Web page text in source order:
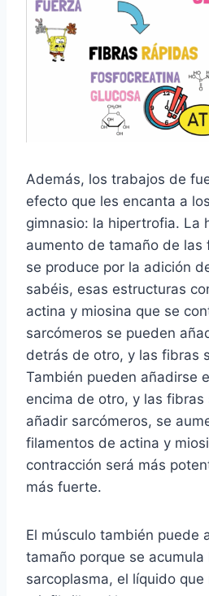
Además, los trabajos de
efecto que les encanta a
gimnasio: la hipertrofia. La
aumento de tamaño de las
se produce por la adición
sabéis, esas estructuras
actina y miosina que se
sarcómeros se pueden
detrás de otro, y las fibras
También pueden añadirse
encima de otro, y las fibras
añadir sarcómeros, se
filamentos de actina y
contracción será más
más fuerte.
El músculo también puede
tamaño porque se acumula
sarcoplasma, el líquido que